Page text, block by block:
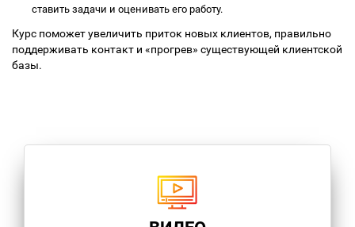
ставить задачи и оценивать его работу.
Курс поможет увеличить приток новых клиентов, правильно
поддерживать контакт и «прогрев» существующей клиентской
базы.